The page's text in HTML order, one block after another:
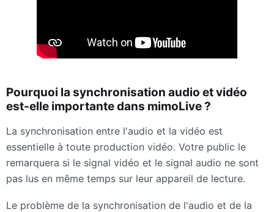
Pourquoi la synchronisation audio et vidéo
est-elle importante dans mimoLive ?
La synchronisation entre l'audio et la vidéo est
essentielle à toute production vidéo. Votre public le
remarquera si le signal vidéo et le signal audio ne sont
pas lus en même temps sur leur appareil de lecture.
Le problème de la synchronisation de l'audio et de la